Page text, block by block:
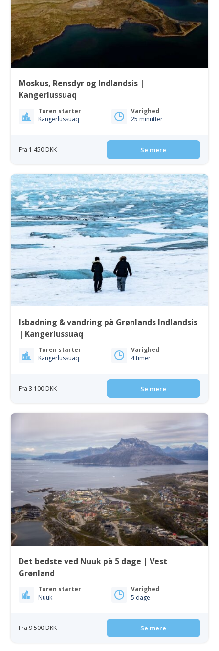
Moskus, Rensdyr og Indlandsis |
Kangerlussuaq
Turen starter
Kangerlussuaq
Varighed
25 minutter
Fra 1 450 DKK Se mere
Isbadning & vandring på Grønlands Indlandsis
| Kangerlussuaq
Turen starter
Kangerlussuaq
Varighed
4 timer
Fra 3 100 DKK Se mere
Det bedste ved Nuuk på 5 dage | Vest
Grønland
Turen starter
Nuuk
Varighed
5 dage
Fra 9 500 DKK Se mere